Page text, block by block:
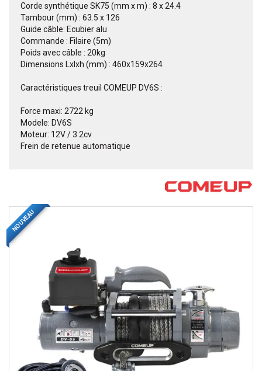
Corde synthétique SK75 (mm x m) : 8 x 24.4
Tambour (mm) : 63.5 x 126
Guide câble: Ecubier alu
Commande : Filaire (5m)
Poids avec câble : 20kg
Dimensions Lxlxh (mm) : 460x159x264
Caractéristiques treuil COMEUP DV6S :
Force maxi: 2722 kg
Modele: DV6S
Moteur: 12V / 3.2cv
Frein de retenue automatique
NOUVEAU